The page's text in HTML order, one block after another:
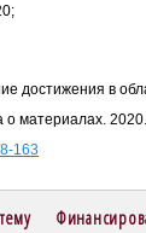
достижения в
о материалах.
163